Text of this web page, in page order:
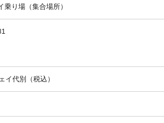
り場（集合場所）
イ代別（税込）